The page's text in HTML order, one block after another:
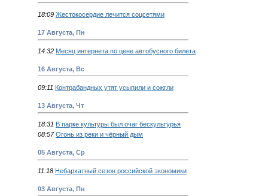
18:09 Жестокосердие лечится соцсетями
17 Августа, Пн
14:32 Месяц интернета по цене автобусного билета
16 Августа, Вс
09:11 Контрабандных утят усыпили и сожгли
13 Августа, Чт
18:31 В парке культуры был очаг бескультурья
08:57 Огонь из реки и чёрный дым
05 Августа, Ср
11:18 Небархатный сезон российской экономики
03 Августа, Пн